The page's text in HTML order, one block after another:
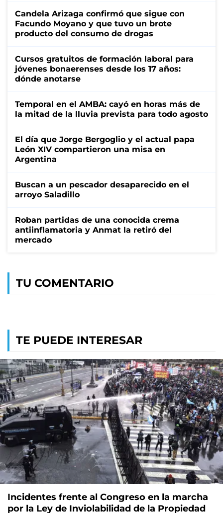
Candela Arizaga confirmó que sigue con
Facundo Moyano y que tuvo un brote
producto del consumo de drogas
Cursos gratuitos de formación laboral para
jóvenes bonaerenses desde los 17 años:
dónde anotarse
Temporal en el AMBA: cayó en horas más de
la mitad de la lluvia prevista para todo agosto
El día que Jorge Bergoglio y el actual papa
León XIV compartieron una misa en
Argentina
Buscan a un pescador desaparecido en el
arroyo Saladillo
Roban partidas de una conocida crema
antiinflamatoria y Anmat la retiró del
mercado
TU COMENTARIO
TE PUEDE INTERESAR
Incidentes frente al Congreso en la marcha
por la Ley de Inviolabilidad de la Propiedad